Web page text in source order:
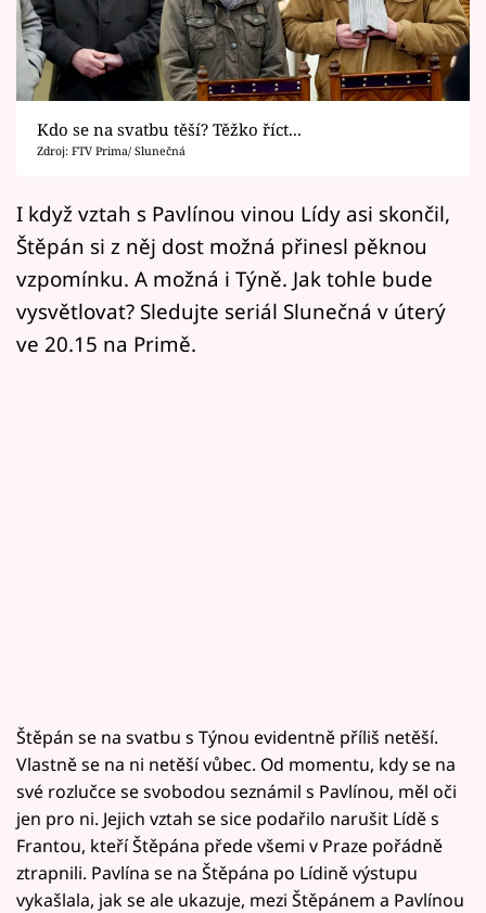
Sledujte prima+
Filmový festival Karlovy Vary
Pořady
Přihlášení
Sledujte nás
Kdo se na svatbu těší? Těžko říct...
Zdroj: FTV Prima/ Slunečná
I když vztah s Pavlínou vinou Lídy asi skončil,
Štěpán si z něj dost možná přinesl pěknou
vzpomínku. A možná i Týně. Jak tohle bude
vysvětlovat? Sledujte seriál Slunečná v úterý
ve 20.15 na Primě.
Štěpán se na svatbu s Týnou evidentně příliš netěší.
Vlastně se na ni netěší vůbec. Od momentu, kdy se na
své rozlučce se svobodou seznámil s Pavlínou, měl oči
jen pro ni. Jejich vztah se sice podařilo narušit Lídě s
Frantou, kteří Štěpána přede všemi v Praze pořádně
ztrapnili. Pavlína se na Štěpána po Lídině výstupu
vykašlala, jak se ale ukazuje, mezi Štěpánem a Pavlínou